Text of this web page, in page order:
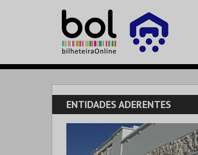
ENTIDADES ADERENTES